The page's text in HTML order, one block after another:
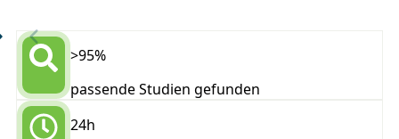
>95%
passende Studien gefunden
24h